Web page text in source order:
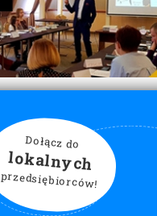
Dołącz do
lokalnych
przedsiębiorców!